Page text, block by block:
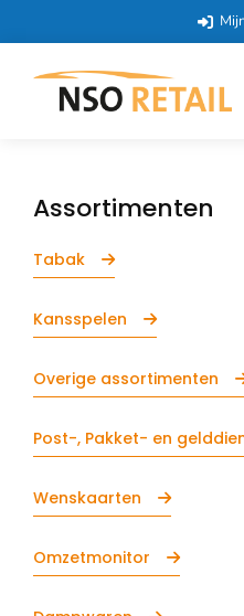
Assortimenten
Tabak
Kansspelen
Overige assortimenten
Post-, Pakket- en
Wenskaarten
Omzetmonitor